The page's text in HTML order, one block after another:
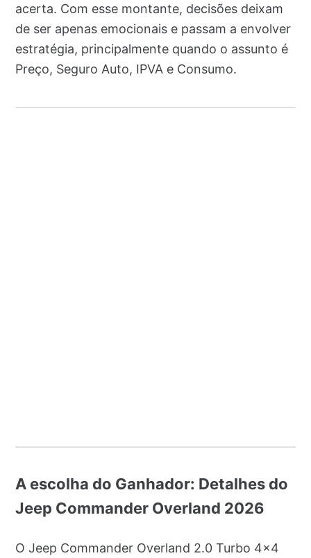
acerta. Com esse montante, decisões deixam
de ser apenas emocionais e passam a envolver
estratégia, principalmente quando o assunto é
Preço, Seguro Auto, IPVA e Consumo.
A escolha do Ganhador: Detalhes do
Jeep Commander Overland 2026
O Jeep Commander Overland 2.0 Turbo 4x4